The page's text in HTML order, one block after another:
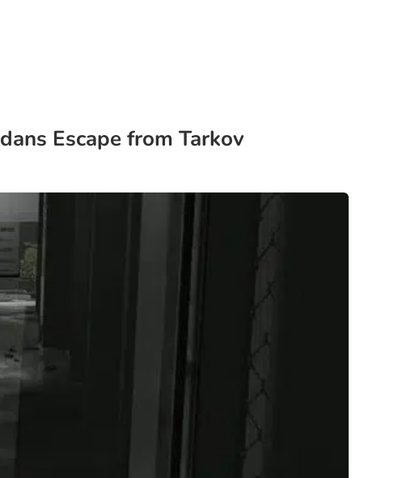
Escape from Tarkov